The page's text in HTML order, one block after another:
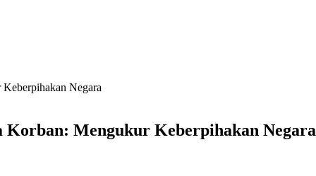
Negara
Mengukur Keberpihakan Negara